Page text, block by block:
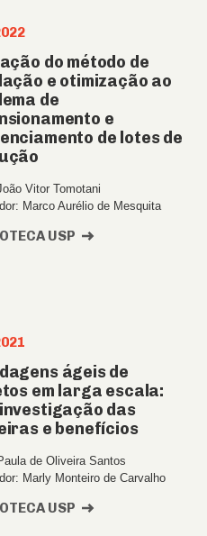
do método de
e otimização ao
de
e
de lotes de
Vitor Tomotani
Marco Aurélio de Mesquita
USP
ágeis de
em larga escala:
das
e benefícios
de Oliveira Santos
Marly Monteiro de Carvalho
USP